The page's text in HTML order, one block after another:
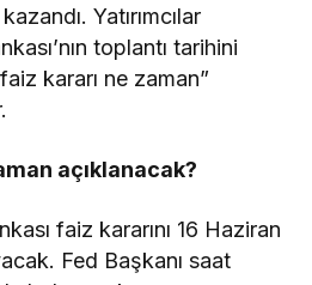
Yatırımcılar
toplantı tarihini
kararı ne zaman”
açıklanacak?
faiz kararını 16 Haziran
Fed Başkanı saat